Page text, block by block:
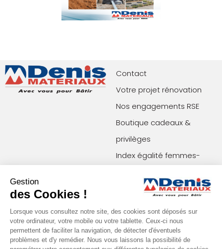
Contact
Votre projet rénovation
Nos engagements RSE
Boutique cadeaux &
privilèges
Index égalité femmes-
Paiements acceptés Restons en contact !
Conditions générales de vente (agences)
Gestion
des Cookies !
Lorsque vous consultez notre site, des cookies sont déposés sur
votre ordinateur, votre mobile ou votre tablette. Ceux-ci nous
permettent de faciliter la navigation, de détecter d'éventuels
problèmes et d'y remédier. Nous vous laissons la possibilité de